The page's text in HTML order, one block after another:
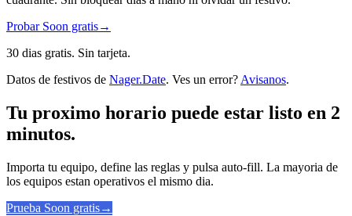
Probar Soon gratis→
30 dias gratis. Sin tarjeta.
Datos de festivos de Nager.Date. Ves un error? Avisanos.
Tu proximo horario puede estar listo en 2
minutos.
Importa tu equipo, define las reglas y pulsa auto-fill. La mayoria de
los equipos estan operativos el mismo dia.
Prueba Soon gratis→